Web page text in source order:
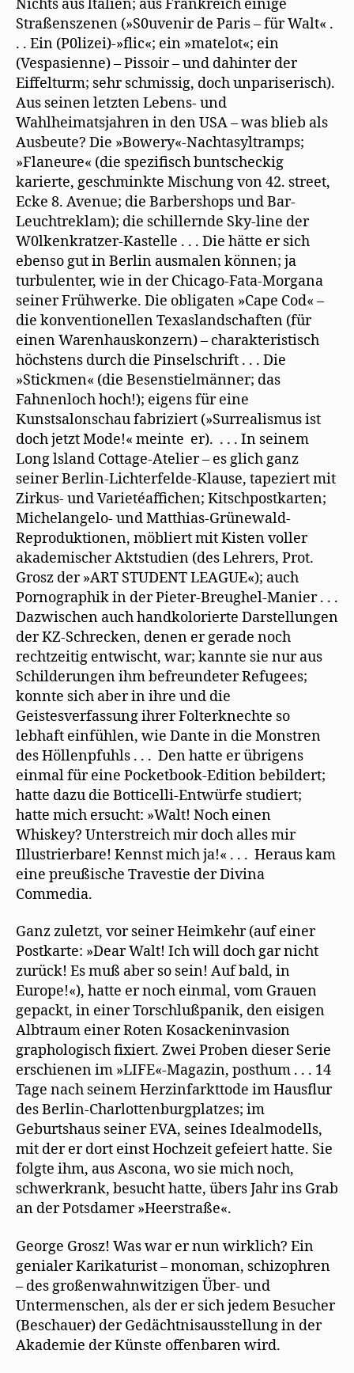
Nichts aus ltalien; aus Frankreich einige
Straßenszenen (»S0uvenir de Paris – für Walt« .
. . Ein (P0lizei)-»flic«; ein »matelot«; ein
(Vespasienne) – Pissoir – und dahinter der
Eiffelturm; sehr schmissig, doch unpariserisch).
Aus seinen letzten Lebens- und
Wahlheimatsjahren in den USA – was blieb als
Ausbeute? Die »Bowery«-Nachtasyltramps;
»Flaneure« (die spezifisch buntscheckig
karierte, geschminkte Mischung von 42. street,
Ecke 8. Avenue; die Barbershops und Bar-
Leuchtreklam); die schillernde Sky-line der
W0lkenkratzer-Kastelle . . . Die hätte er sich
ebenso gut in Berlin ausmalen können; ja
turbulenter, wie in der Chicago-Fata-Morgana
seiner Frühwerke. Die obligaten »Cape Cod« –
die konventionellen Texaslandschaften (für
einen Warenhauskonzern) – charakteristisch
höchstens durch die Pinselschrift . . . Die
»Stickmen« (die Besenstielmänner; das
Fahnenloch hoch!); eigens für eine
Kunstsalonschau fabriziert (»Surrealismus ist
doch jetzt Mode!« meinte er). . . . In seinem
Long lsland Cottage-Atelier – es glich ganz
seiner Berlin-Lichterfelde-Klause, tapeziert mit
Zirkus- und Varietéaffichen; Kitschpostkarten;
Michelangelo- und Matthias-Grünewald-
Reproduktionen, möbliert mit Kisten voller
akademischer Aktstudien (des Lehrers, Prot.
Grosz der »ART STUDENT LEAGUE«); auch
Pornographik in der Pieter-Breughel-Manier . . .
Dazwischen auch handkolorierte Darstellungen
der KZ-Schrecken, denen er gerade noch
rechtzeitig entwischt, war; kannte sie nur aus
Schilderungen ihm befreundeter Refugees;
konnte sich aber in ihre und die
Geistesverfassung ihrer Folterknechte so
lebhaft einfühlen, wie Dante in die Monstren
des Höllenpfuhls . . . Den hatte er übrigens
einmal für eine Pocketbook-Edition bebildert;
hatte dazu die Botticelli-Entwürfe studiert;
hatte mich ersucht: »Walt! Noch einen
Whiskey? Unterstreich mir doch alles mir
Illustrierbare! Kennst mich ja!« . . . Heraus kam
eine preußische Travestie der Divina
Commedia.
Ganz zuletzt, vor seiner Heimkehr (auf einer
Postkarte: »Dear Walt! Ich will doch gar nicht
zurück! Es muß aber so sein! Auf bald, in
Europe!«), hatte er noch einmal, vom Grauen
gepackt, in einer Torschlußpanik, den eisigen
Albtraum einer Roten Kosackeninvasion
graphologisch fixiert. Zwei Proben dieser Serie
erschienen im »LIFE«-Magazin, posthum . . . 14
Tage nach seinem Herzinfarkttode im Hausﬂur
des Berlin-Charlottenburgplatzes; im
Geburtshaus seiner EVA, seines Idealmodells,
mit der er dort einst Hochzeit gefeiert hatte. Sie
folgte ihm, aus Ascona, wo sie mich noch,
schwerkrank, besucht hatte, übers Jahr ins Grab
an der Potsdamer »Heerstraße«.
George Grosz! Was war er nun wirklich? Ein
genialer Karikaturist – monoman, schizophren
– des großenwahnwitzigen Über- und
Untermenschen, als der er sich jedem Besucher
(Beschauer) der Gedächtnisausstellung in der
Akademie der Künste offenbaren wird.